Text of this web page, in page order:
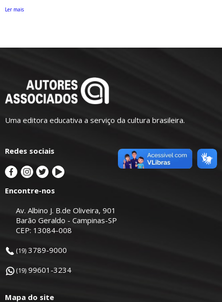
Ler mais
Uma editora educativa a serviço da cultura brasileira.
Redes sociais
Encontre-nos
Av. Albino J. B.de Oliveira, 901
Barão Geraldo - Campinas-SP
CEP: 13084-008
(19) 3789-9000
(19) 99601-3234
Mapa do site